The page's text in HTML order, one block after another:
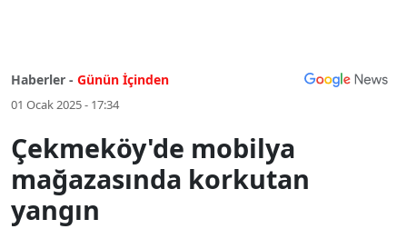
Haberler - Günün İçinden
01 Ocak 2025 - 17:34
Çekmeköy'de mobilya
mağazasında korkutan
yangın